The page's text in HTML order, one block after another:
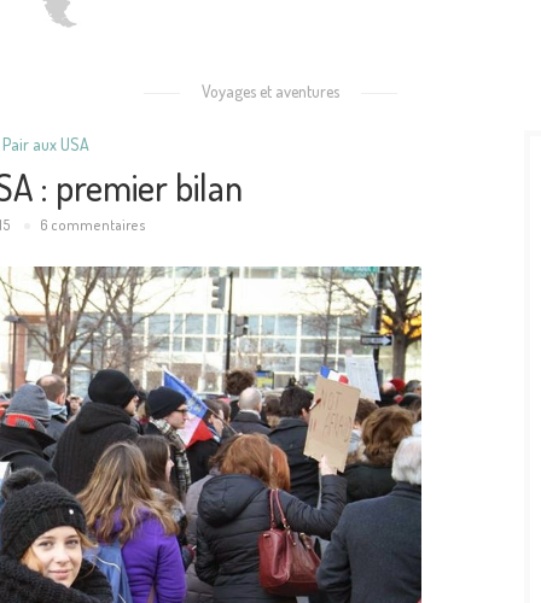
Voyages et aventures
aux USA
: premier bilan
6 commentaires